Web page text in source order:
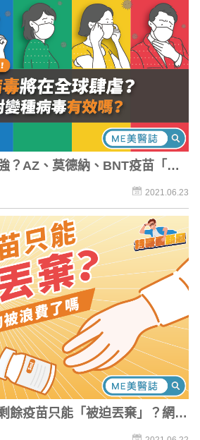
？AZ、莫德納、BNT疫苗「混
2021.06.23
餘疫苗只能「被迫丟棄」？網批